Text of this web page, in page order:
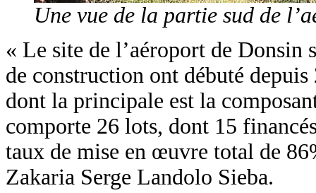
Une vue de la partie sud de
« Le site de l’aéroport de Donsin
de construction ont débuté
dont la principale est la
comporte 26 lots, dont 15
taux de mise en œuvre total de
Zakaria Serge Landolo Sieba.